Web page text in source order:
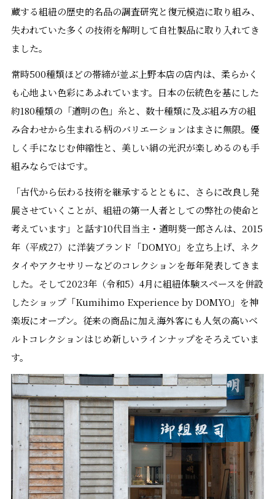
蔵する組紐の歴史的名品の調査研究と復元模造に取り組み、
失われていた多くの技術を解明して自社製品に取り入れてき
ました。
常時500種類ほどの帯締が並ぶ上野本店の店内は、柔らかく
も心地よい色彩にあふれています。日本の伝統色を基にした
約180種類の「道明の色」糸と、数十種類に及ぶ組み方の組
み合わせから生まれる柄のバリエーションはまさに無限。優
しく手になじむ伸縮性と、美しい絹の光沢が楽しめるのも手
組みならではです。
「古代から伝わる技術を継承するとともに、さらに改良し発
展させていくことが、組紐の第一人者としての弊社の使命と
考えています」と話す10代目当主・道明葵一郎さんは、2015
年（平成27）に洋装ブランド「DOMYO」を立ち上げ、ネク
タイやアクセサリーなどのコレクションを毎年発表してきま
した。そして2023年（令和5）4月に組紐体験スペースを併設
したショップ「Kumihimo Experience by DOMYO」を神
楽坂にオープン。従来の商品に加え海外客にも人気の高いベ
ルトコレクションはじめ新しいラインナップをそろえていま
す。